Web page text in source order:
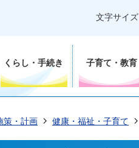
文字サイズ
くらし・手続き 子育て・教育
策・計画 健康・福祉・子育て